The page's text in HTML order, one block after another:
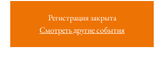
Регистрация закрыта
Смотреть другие события